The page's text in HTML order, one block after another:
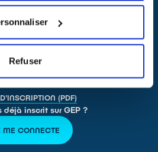
Refuser
à jour votre profil, de préférence
la plateforme de consultation
encore inscrit ?
JE M'INSCRIS
(PDF)
déjà inscrit sur GEP ?
ME CONNECTE